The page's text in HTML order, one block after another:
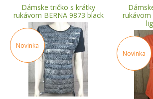
Dámske tričko s krátky
rukávom BERNA 9873 black
Novinka
rukávom
Novinka